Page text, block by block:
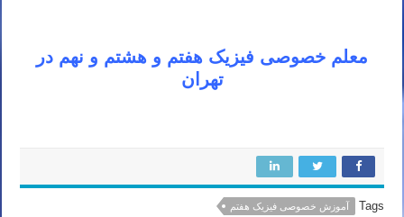
معلم خصوصی فیزیک هفتم و هشتم و نهم در
تهران
Tags آموزش خصوصی فیزیک هفتم